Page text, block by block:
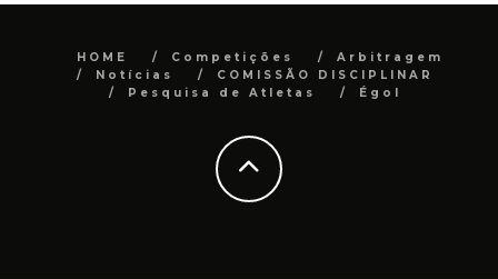
HOME Competições
Arbitragem
Notícias
COMISSÃO DISCIPLINAR
Pesquisa de Atletas
Égol